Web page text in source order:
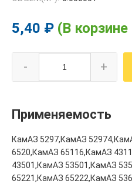
5,40 ₽ (В
- +
Применяемость
КамАЗ 5297,КамАЗ
6520,КамАЗ 65116,КамАЗ
43501,КамАЗ 53501,КамАЗ
65221,КамАЗ 65222,КамАЗ